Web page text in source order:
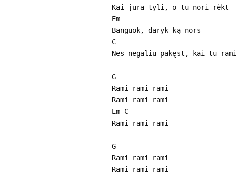
Kai jūra tyli, o tu nori rėkt
Em
Banguok, daryk ką nors
C
Nes negaliu pakęst, kai tu rami
G
Rami rami rami
Rami rami rami
Em C
Rami rami rami
G
Rami rami rami
Rami rami rami